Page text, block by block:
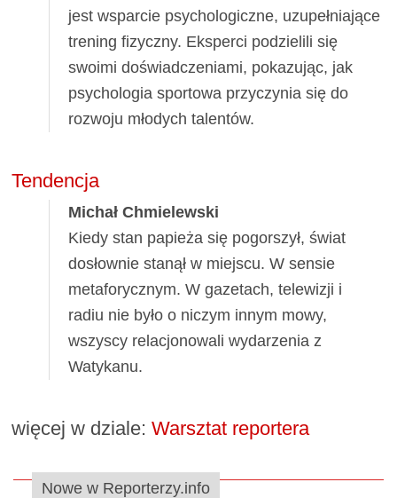
jest wsparcie psychologiczne, uzupełniające
trening fizyczny. Eksperci podzielili się
swoimi doświadczeniami, pokazując, jak
psychologia sportowa przyczynia się do
rozwoju młodych talentów.
Tendencja
Michał Chmielewski
Kiedy stan papieża się pogorszył, świat
dosłownie stanął w miejscu. W sensie
metaforycznym. W gazetach, telewizji i
radiu nie było o niczym innym mowy,
wszyscy relacjonowali wydarzenia z
Watykanu.
więcej w dziale:Warsztat reportera
Nowe w Reporterzy.info